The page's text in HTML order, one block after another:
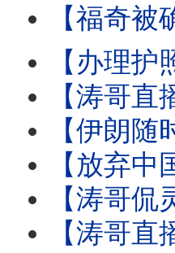
【福奇被确认
【办理护照倒退20
【涛哥直播间
【伊朗随时签
【放弃中国国籍
【涛哥侃灵异-短片介
【涛哥直播间】习